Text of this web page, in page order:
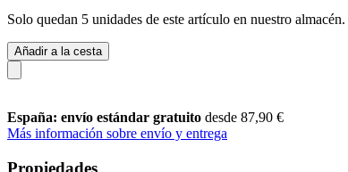
Solo quedan 5 unidades de este artículo en nuestro
Añadir a la cesta
España: envío estándar gratuito desde 87,90 €
Más información sobre envío y entrega
Propiedades